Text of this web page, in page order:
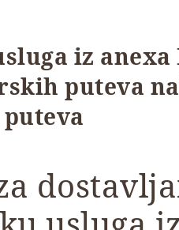
iz anexa
puteva